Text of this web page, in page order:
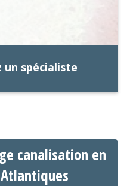
un spécialiste
canalisation en